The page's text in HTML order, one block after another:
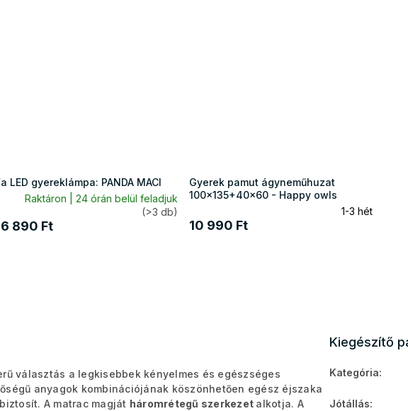
LED gyereklámpa: PANDA MACI
Raktáron | 24 órán belül feladjuk
(>3 db)
890 Ft
Gyerek pamut ágyneműhuzat
100x135+40x60 - Happy owls
1-3 hét
10 990 Ft
választás a legkisebbek kényelmes és egészséges
anyagok kombinációjának köszönhetően egész éjszaka
A matrac magját háromrétegű szerkezet alkotja. A
Kiegészítő
Kategória:
Jótállás: